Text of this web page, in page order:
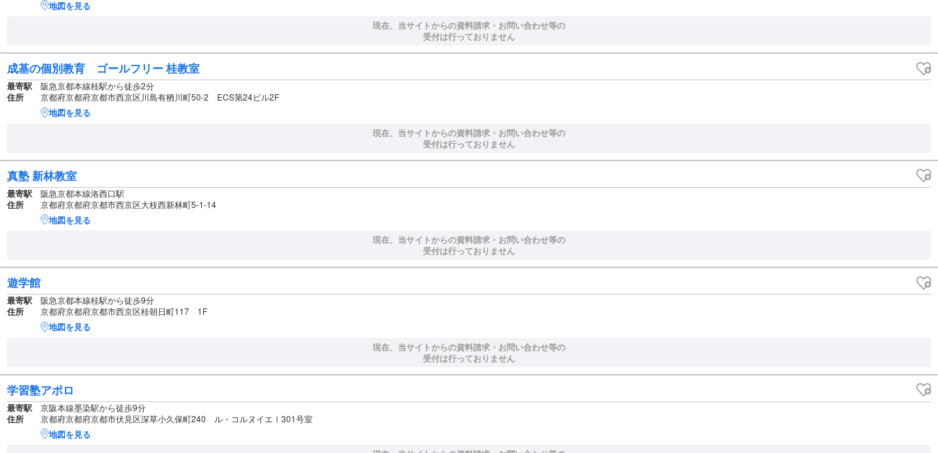
地図を見る
現在、当サイトからの資料請求・お問い合わせ等の
受付は行っておりません
成基の個別教育 ゴールフリー 桂教室
最寄駅 阪急京都本線桂駅から徒歩2分
住所 京都府京都府京都市西京区川島有栖川町50-2 ECS第24ビル2F
地図を見る
現在、当サイトからの資料請求・お問い合わせ等の
受付は行っておりません
真塾 新林教室
最寄駅 阪急京都本線洛西口駅
住所 京都府京都府京都市西京区大枝西新林町5-1-14
地図を見る
現在、当サイトからの資料請求・お問い合わせ等の
受付は行っておりません
遊学館
最寄駅 阪急京都本線桂駅から徒歩9分
住所 京都府京都府京都市西京区桂朝日町117 1F
地図を見る
現在、当サイトからの資料請求・お問い合わせ等の
受付は行っておりません
学習塾アポロ
最寄駅 京阪本線墨染駅から徒歩9分
住所 京都府京都府京都市伏見区深草小久保町240 ル・コルヌイエⅠ301号室
地図を見る